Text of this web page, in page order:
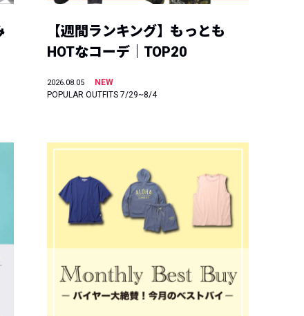
【週間ランキング】もっとも
HOTなコーデ｜TOP20
2026.08.05
NEW
POPULAR OUTFITS 7/29~8/4